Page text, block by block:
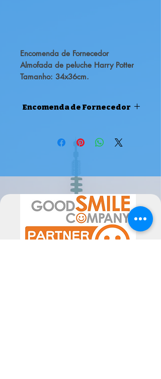
Encomenda de Fornecedor
Almofada de peluche Harry Potter
Tamanho: 34x36cm.
Encomenda de Fornecedor
Atenção, este produto é uma
encomenda de fornecedor, pode
movimento de encomendas).
Por favor sinta-se livre para nos
contactar se tiver alguma dúvida.
A data de chegada pode sofrer
alterações, dependentes do
fornecedor, pelo poderão ser